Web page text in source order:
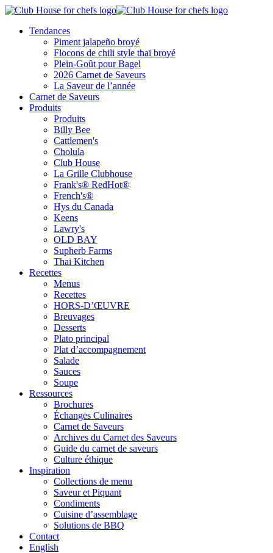
Tendances
Piment jalapeño broyé
Flocons de chili style thaï broyé
Plein-Goût pour Bagel
2026 Carnet de Saveurs
La Saveur de l’année
Carnet de Saveurs
Produits
Produits
Billy Bee
Cattlemen's
Cholula
Club House
La Grille Clubhouse
Frank's® RedHot®
French's®
Hys du Canada
Keens
Lawry's
OLD BAY
Supherb Farms
Thai Kitchen
Recettes
Menus
Recettes
HORS-D’ŒUVRE
Breuvages
Desserts
Plato principal
Plat d’accompagnement
Salade
Sauces
Soupe
Ressources
Brochures
Échanges Culinaires
Carnet de Saveurs
Archives du Carnet des Saveurs
Guide du carnet de saveurs
Culture éthique
Inspiration
Collections de menu
Saveur et Piquant
Condiments
Cuisine d’assemblage
Solutions de BBQ
Contact
English